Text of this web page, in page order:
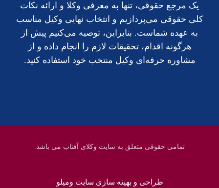
یک مرجع حقوقی، تنها به معرفی وکلا و ارائه نکات
کلی حقوقی می‌پردازیم و انتخاب نهایی وکیل مناسب
به عهده شماست. بنابراین، توصیه می‌کنیم پیش از
هرگونه اقدام، تحقیقات لازم را انجام داده و از
مشاوره حرفه‌ای وکیل منتخب خود استفاده کنید.
تمامی حقوقی متعلق به سایت وکلای آفتاب می باشد.
طراحی و بهینه سازی سایت ومیلو